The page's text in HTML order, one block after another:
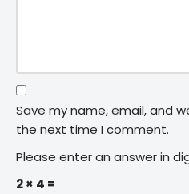
Save my name, email, and
the next time I comment.
Please enter an answer in
2 × 4 =